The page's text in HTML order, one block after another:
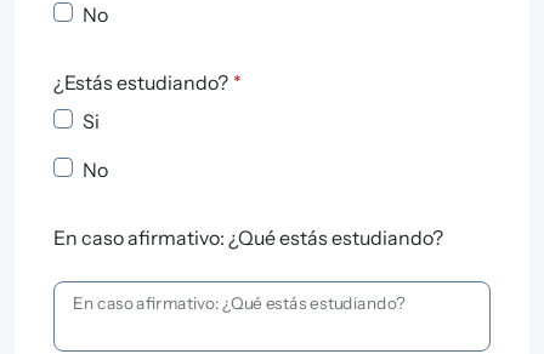
No
¿Estás estudiando? *
Si
No
En caso afirmativo: ¿Qué estás estudiando?
En caso afirmativo: ¿Qué estás estudiando?